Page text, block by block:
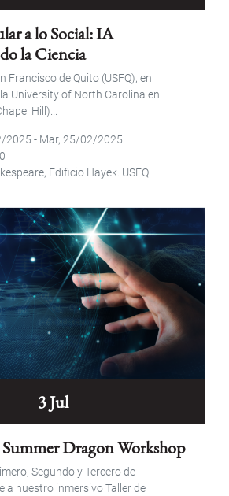
a lo Social: IA
la Ciencia
Francisco de Quito (USFQ), en
University of North Carolina en
Hill)...
2025 - Mar, 25/02/2025
Edificio Hayek. USFQ
3 Jul
Dragon Workshop
Segundo y Tercero de
a nuestro inmersivo Taller de